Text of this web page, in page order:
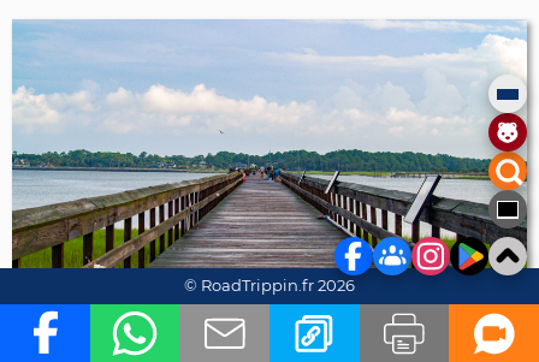
© RoadTrippin.fr 2026